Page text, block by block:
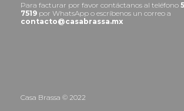
Para facturar por favor contáctanos al teléfono
7519 por WhatsApp o escríbenos un correo a
contacto@casabrassa.mx
Casa Brassa © 2022